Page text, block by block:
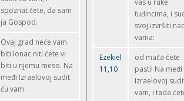
spoznat ćete, da sam
ja Gospod.
Ovaj grad neće vam
biti lonac niti ćete vi
biti u njemu meso. Na
međi Izraelovoj sudit
ću vam.
vas u ruke
tuđincima, i
svoj izvršiti
vama:
Ezekiel
11,10
od mača ćete
pasti! Na međi
Izraelovoj
vam, i tada